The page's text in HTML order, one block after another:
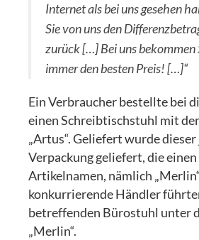
Internet als bei uns gesehen
Sie von uns den
zurück […] Bei uns bekommen
immer den besten Preis! […]“
Ein Verbraucher bestellte bei
einen Schreibtischstuhl mit
„Artus“. Geliefert wurde
Verpackung geliefert, die
Artikelnamen, nämlich
konkurrierende Händler
betreffenden Bürostuhl unter
„Merlin“.